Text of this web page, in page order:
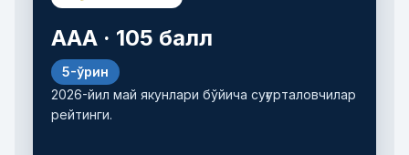
AAA · 105 балл
5-ўрин
2026-йил май якунлари бўйича суғурталовчилар
рейтинги.